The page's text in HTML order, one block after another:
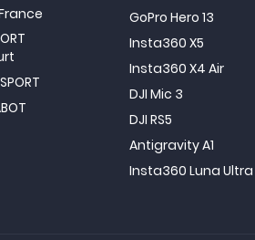
GoPro Hero 13
Insta360 X5
Insta360 X4 Air
DJI Mic 3
DJI RS5
Antigravity A1
Insta360 Luna Ultra